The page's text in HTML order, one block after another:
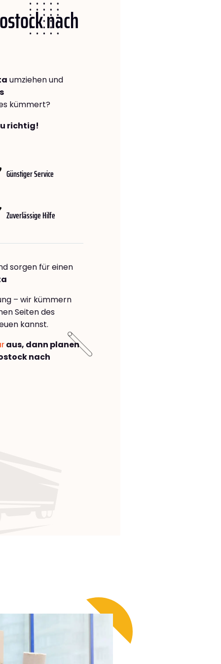
nach
umziehen und
kümmert?
richtig!
Günstiger Service
Zuverlässige Hilfe
sorgen für einen
– wir kümmern
Seiten des
kannst.
aus, dann planen
nach